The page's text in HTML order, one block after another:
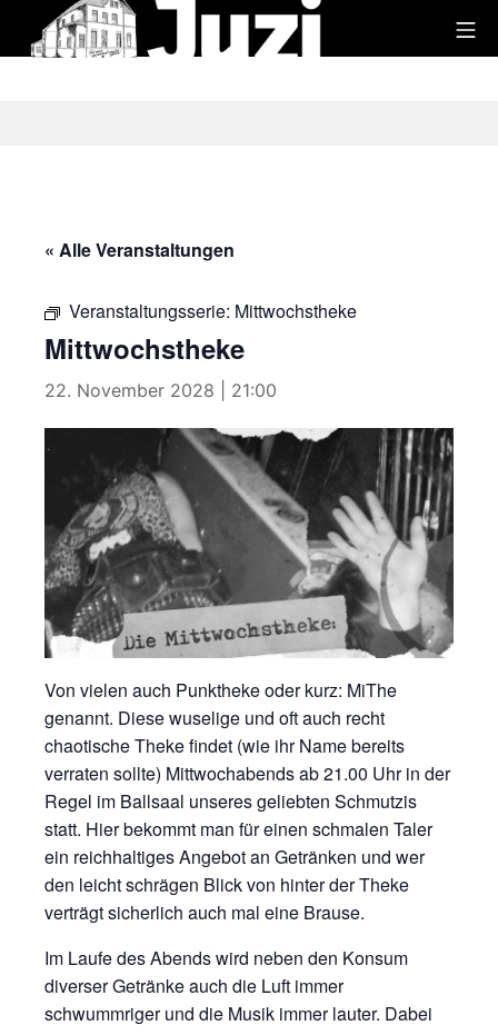
Inhalt
« Alle Veranstaltungen
Veranstaltungsserie: Mittwochstheke
Mittwochstheke
22. November 2028 | 21:00
Von vielen auch Punktheke oder kurz: MiThe
genannt. Diese wuselige und oft auch recht
chaotische Theke findet (wie ihr Name bereits
verraten sollte) Mittwochabends ab 21.00 Uhr in der
Regel im Ballsaal unseres geliebten Schmutzis
statt. Hier bekommt man für einen schmalen Taler
ein reichhaltiges Angebot an Getränken und wer
den leicht schrägen Blick von hinter der Theke
verträgt sicherlich auch mal eine Brause.
Im Laufe des Abends wird neben den Konsum
diverser Getränke auch die Luft immer
schwummriger und die Musik immer lauter. Dabei